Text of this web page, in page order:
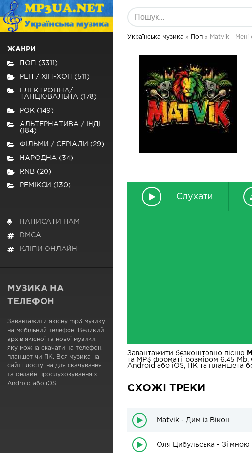
Українська музика » Поп » Matvik - Мені
Слухати
Завантажити безкоштовно пісню
та MP3 форматі, розміром 6.45
Android або iOS, ПК та планшета
СХОЖІ ТРЕКИ
Matvik - Дим із Вікон
Оля Цибульська - Зі мною
ЖАНРИ
ПОП (3311)
РЕП / ХІП-ХОП (511)
ЕЛЕКТРОННА/
ТАНЦЮВАЛЬНА (178)
РОК (149)
АЛЬТЕРНАТИВА / ІНДІ
(184)
ФІЛЬМИ / СЕРІАЛИ (29)
НАРОДНА (34)
RNB (20)
РЕМІКСИ (130)
НАПИСАТИ НАМ
DMCA
КЛІПИ ОНЛАЙН
МУЗИКА НА
ТЕЛЕФОН
Завантажити якісну mp3 музику
на мобільний телефон. Великий
архів якісної та нової музики,
яку можна скачати на телефон,
планшет чи ПК. Вся музика на
сайті, доступна для скачування
та онлайн прослуховування з
Android або iOS.